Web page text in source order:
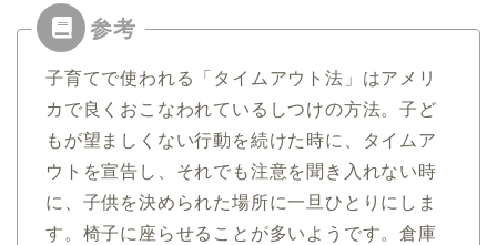
子育てで使われる「タイムアウト法」はアメリ
カで良くおこなわれているしつけの方法。子ど
もが望ましくない行動を続けた時に、タイムア
ウトを宣告し、それでも注意を聞き入れない時
に、子供を決められた場所に一旦ひとりにしま
す。椅子に座らせることが多いようです。倉庫